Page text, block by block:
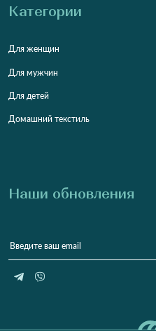
Категории
Для женщин
Для мужчин
Для детей
Домашний текстиль
Наши обновления